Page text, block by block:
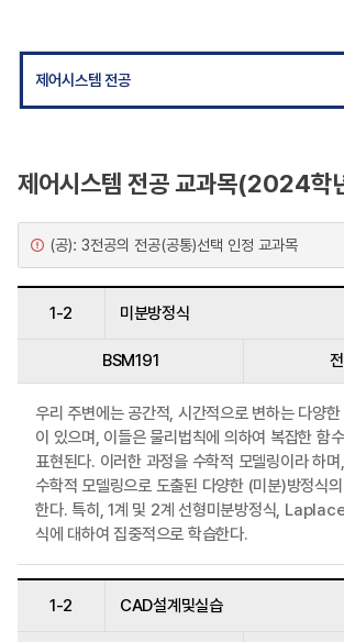
닉
스
학
부
제어시스템 전공
제어시스템 전공 교과목(2024학
(공): 3전공의 전공(공통)선택 인정 교과목
1-2 미분방정식
BSM191
우리 주변에는 공간적, 시간적으로 변하는 다
이 있으며, 이들은 물리법칙에 의하여 복잡한 함
표현된다. 이러한 과정을 수학적 모델링이라 하
수학적 모델링으로 도출된 다양한 (미분)방정식
한다. 특히, 1계 및 2계 선형미분방정식,
식에 대하여 집중적으로 학습한다.
1-2 CAD설계및실습